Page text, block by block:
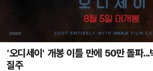
'오디세이' 개봉 이틀 만에 50만 돌파...
질주